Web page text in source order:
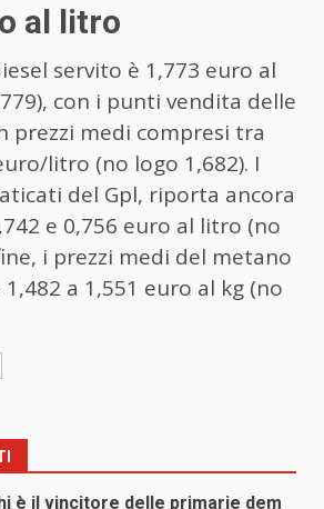
al litro
servito è 1,773 euro al
con i punti vendita delle
prezzi medi compresi tra
litro (no logo 1,682). I
del Gpl, riporta ancora
e 0,756 euro al litro (no
i prezzi medi del metano
a 1,551 euro al kg (no
è il vincitore delle primarie dem